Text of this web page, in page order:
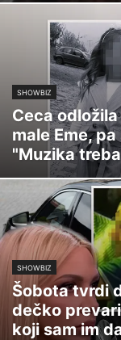
SHOWBIZ
Ceca
male Eme,
"Muzika
SHOWBIZ
Šobota tvrdi
dečko
koji sam im